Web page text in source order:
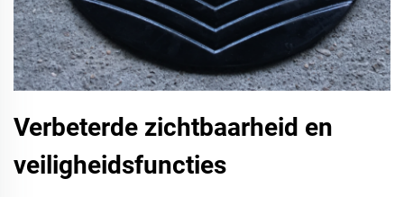
Verbeterde zichtbaarheid en
veiligheidsfuncties